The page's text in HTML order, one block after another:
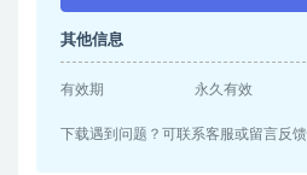
其他信息
有效期 永久有效
下载遇到问题？可联系客服或留言反馈